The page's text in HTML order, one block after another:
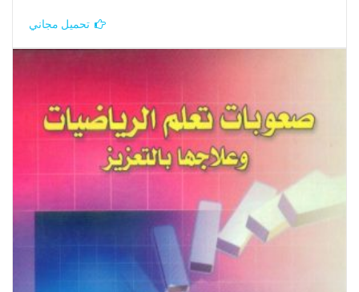
تحميل مجاني